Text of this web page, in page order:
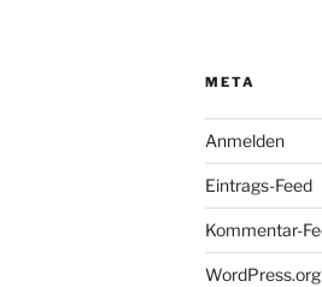
META
Anmelden
Eintrags-Feed
Kommentar-
WordPress.org